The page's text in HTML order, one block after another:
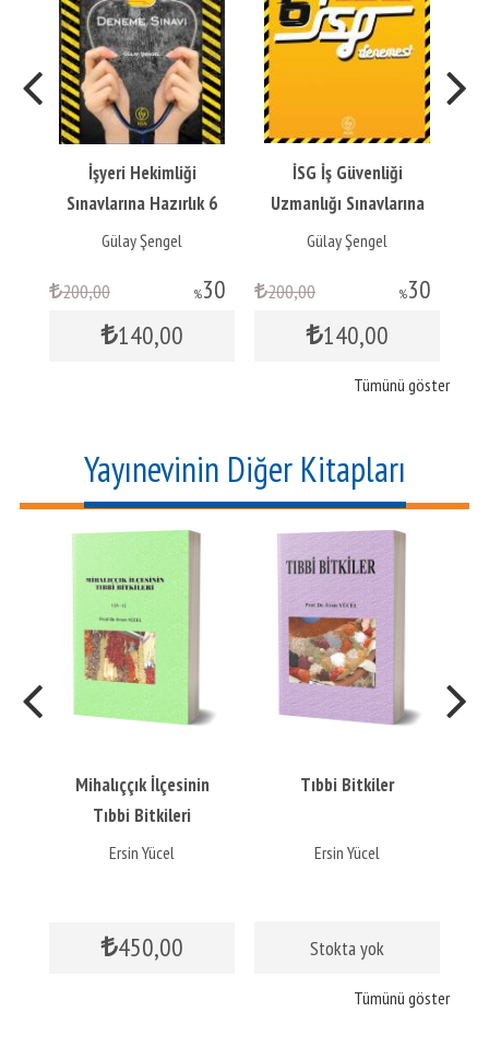
İşyeri Hekimliği
Sınavlarına Hazırlık 6
Deneme Sınavı
Gülay Şengel
%30
200,00
140,00
İSG İş Güvenliği
Uzmanlığı Sınavlarına
Hazırlık 6 Deneme
Gülay Şengel
%30
200,00
140,00
Tümünü göster
Yayınevinin Diğer Kitapları
Mihalıççık İlçesinin
Tıbbi Bitkileri
Ersin Yücel
450,00
Tıbbi Bitkiler
Ersin Yücel
Stokta yok
Tümünü göster